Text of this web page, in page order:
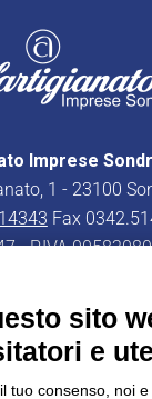
Imprese
1 - 23100
Fax
- P.IVA
sito
e
tuo consenso, noi